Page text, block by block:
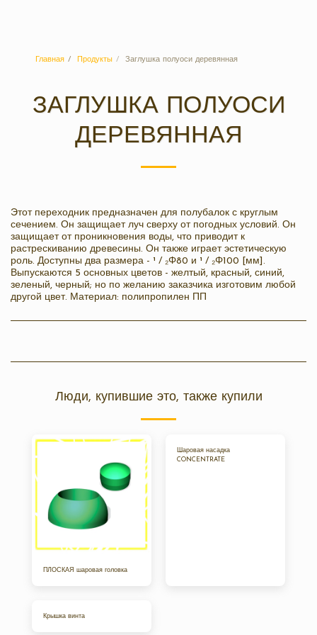
Главная Продукты Заглушка полуоси деревянная
ЗАГЛУШКА ПОЛУОСИ
ДЕРЕВЯННАЯ
Этот переходник предназначен для полубалок с круглым
сечением. Он защищает луч сверху от погодных условий. Он
защищает от проникновения воды, что приводит к
растрескиванию древесины. Он также играет эстетическую
роль. Доступны два размера - ¹ / ₂Φ80 и ¹ / ₂Φ100 [мм].
Выпускаются 5 основных цветов - желтый, красный, синий,
зеленый, черный; но по желанию заказчика изготовим любой
другой цвет. Материал: полипропилен ПП
Люди, купившие это, также купили
ПЛОСКАЯ шаровая головка
Шаровая насадка
CONCENTRATE
Крышка винта